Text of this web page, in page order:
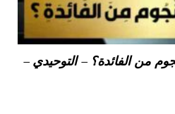
من الفائدة؟ – التوحيدي –